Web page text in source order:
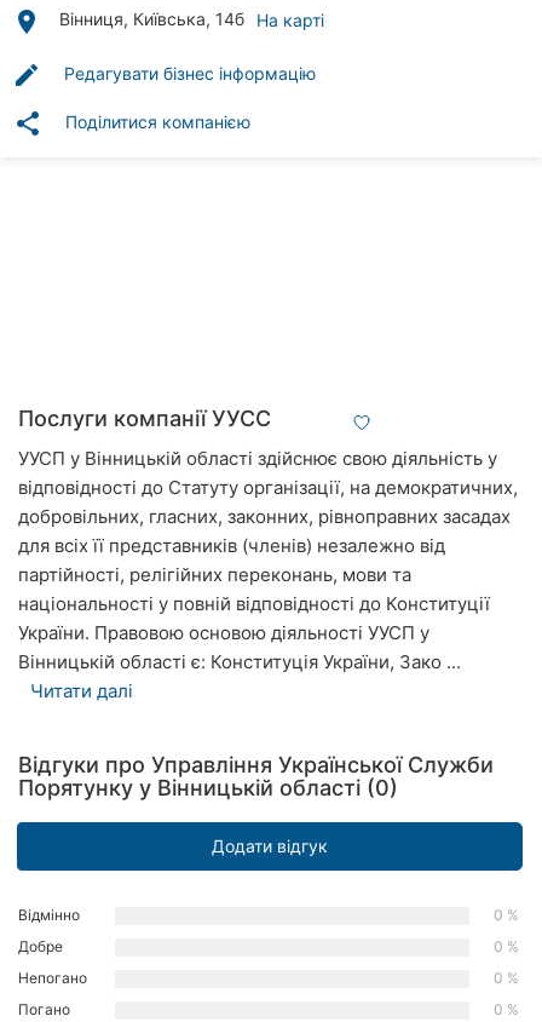
Приватні
Автошколи
міста:
Вінниця
Житомир
Тернопіль
Хмельницький
Рівне
Кропивницький
Київ
Дніпро
place Вінниця, Київська, 14б На карті
edit Редагувати бізнес інформацію
share Поділитися компанією
Послуги компанії УУСС
УУСП у Вінницькій області здійснює свою діяльність у
відповідності до Статуту організації, на демократичних,
добровільних, гласних, законних, рівноправних засадах
для всіх її представників (членів) незалежно від
партійності, релігійних переконань, мови та
національності у повній відповідності до Конституції
України. Правовою основою діяльності УУСП у
Вінницькій області є: Конституція України, Зако ...
Читати далі
Відгуки про Управління Української Служби
Порятунку у Вінницькій області (0)
Додати відгук
Відмінно
0 %
Добре
0 %
Непогано
0 %
Погано
0 %